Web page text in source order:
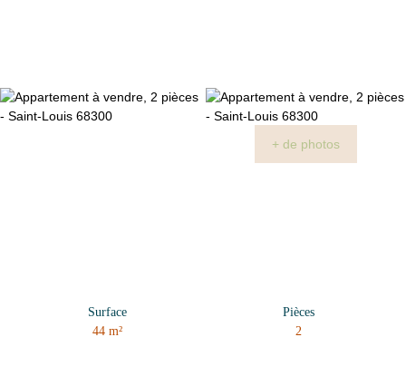
+ de photos
Surface
44 m²
Pièces
2